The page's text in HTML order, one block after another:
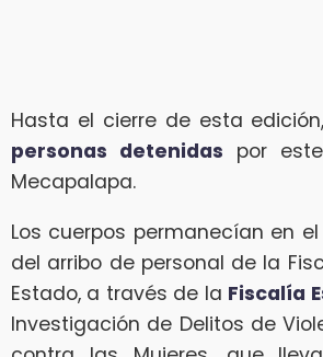
Hasta el cierre de esta
personas detenidas por
Mecapalapa.
Los cuerpos permanecían en
del arribo de personal de la
Estado, a través de la Fiscalía
Investigación de Delitos de